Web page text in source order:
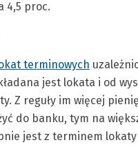
4,5 proc.
terminowych
jest lokata i od
Z reguły im więcej
do banku, tym na
jest z terminem lokaty